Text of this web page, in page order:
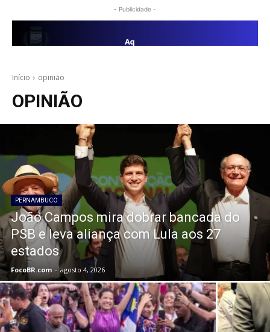
- Publicidade -
Início opinião
OPINIÃO
PERNAMBUCO
João Campos mira dobrar bancada do
PSB e leva aliança com Lula aos 27
estados
FocoBR.com - agosto 4, 2026